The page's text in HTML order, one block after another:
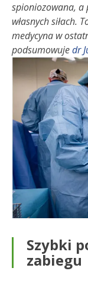
spioniozowana, a
własnych siłach.
medycyna w
podsumowujedr
Szybki
zabiegu